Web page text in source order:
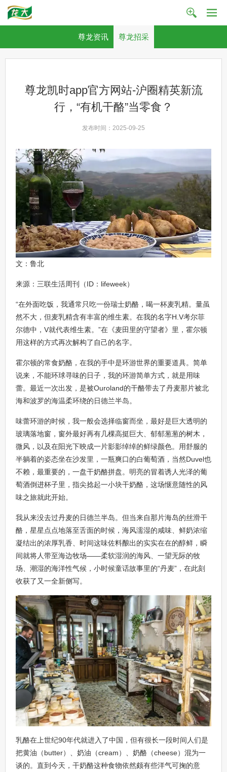
尊龙资讯 尊龙招采
尊龙凯时app官方网站-沪圈精英新流
行，“有机干酪”当零食？
发布时间：2025-09-25
文：鲁北
来源：三联生活周刊（ID：lifeweek）
“在外面吃饭，我通常只吃一份瑞士奶酪，喝一杯麦乳精。量虽
然不大，但麦乳精含有丰富的维生素。在我的名字H.V考尔菲
尔德中，V就代表维生素。”在《麦田里的守望者》里，霍尔顿
用这样的方式再次解构了自己的名字。
霍尔顿的常食奶酪，在我的手中是环游世界的重要道具。简单
说来，不能环球寻味的日子，我的环游简单方式，就是用味
蕾。最近一次出发，是被Ouroland的干酪带去了丹麦那片被北
海和波罗的海温柔环绕的日德兰半岛。
味蕾环游的时候，我一般会选择临窗而坐，最好是巨大透明的
玻璃落地窗，窗外最好再有几棵高挺巨大、郁郁葱葱的树木，
微风，以及在阳光下映成一片影影绰绰的鲜绿颜色。用舒服的
半躺着的姿态坐在沙发里，一瓶爽口的白葡萄酒，当然Duvel也
不赖，最重要的，一盘干奶酪拼盘。明亮的冒着诱人光泽的葡
萄酒倒进杯子里，指尖捻起一小块干奶酪，这场惬意随性的风
味之旅就此开始。
我从来没去过丹麦的日德兰半岛。但当来自那片海岛的丝滑干
酪，星星点点地落至舌面的时候，海风濡湿的咸味、鲜奶浓缩
凝结出的浓厚乳香、时间这味佐料酿出的实实在在的醇鲜，瞬
间就将人带至海边牧场——柔软湿润的海风、一望无际的牧
场、潮湿的海洋性气候，小时候童话故事里的“丹麦”，在此刻
收获了又一全新侧写。
乳酪在上世纪90年代就进入了中国，但有很长一段时间人们是
把黄油（butter）、奶油（cream）、奶酪（cheese）混为一
谈的。直到今天，干奶酪这种食物依然颇有些洋气可掬的意